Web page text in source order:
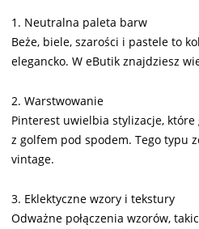
1. Neutralna paleta barw
Beże, biele, szarości i pastele to
elegancko. W eButik znajdziesz
2. Warstwowanie
Pinterest uwielbia stylizacje,
z golfem pod spodem. Tego typu
vintage.
3. Eklektyczne wzory i tekstury
Odważne połączenia wzorów,